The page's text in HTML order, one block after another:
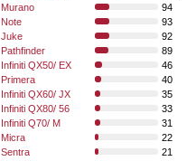
Murano
94
Note
93
Juke
92
Pathfinder
89
Infiniti QX50/ EX
46
Primera
40
Infiniti QX60/ JX
35
Infiniti QX80/ 56
33
Infiniti Q70/ M
31
Micra
22
Sentra
21